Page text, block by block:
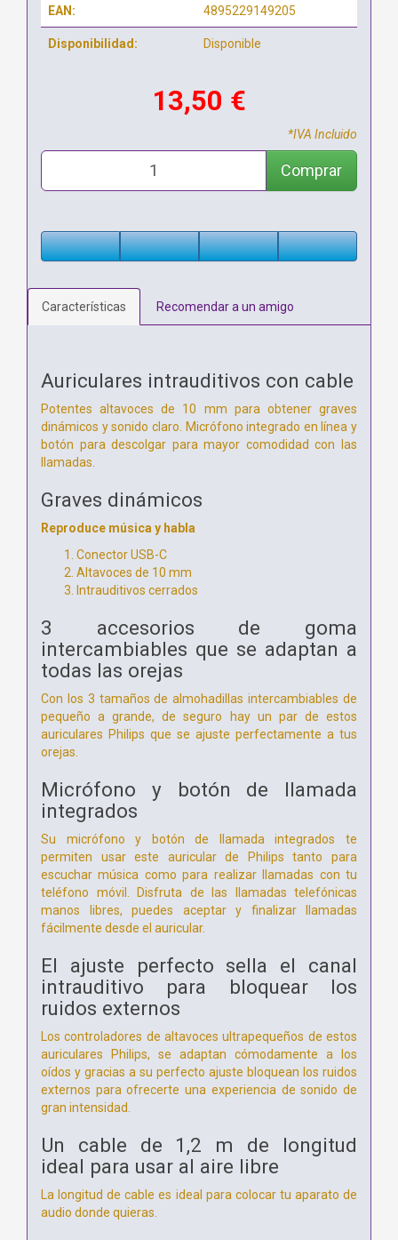
EAN: 4895229149205
Disponibilidad: Disponible
13,50 €
*IVA Incluido
Comprar
Características Recomendar a un amigo
Auriculares intrauditivos con cable
Potentes altavoces de 10 mm para obtener graves
dinámicos y sonido claro. Micrófono integrado en línea y
botón para descolgar para mayor comodidad con las
llamadas.
Graves dinámicos
Reproduce música y habla
Conector USB-C
Altavoces de 10 mm
Intrauditivos cerrados
3 accesorios de goma
intercambiables que se adaptan a
todas las orejas
Con los 3 tamaños de almohadillas intercambiables de
pequeño a grande, de seguro hay un par de estos
auriculares Philips que se ajuste perfectamente a tus
orejas.
Micrófono y botón de llamada
integrados
Su micrófono y botón de llamada integrados te
permiten usar este auricular de Philips tanto para
escuchar música como para realizar llamadas con tu
teléfono móvil. Disfruta de las llamadas telefónicas
manos libres, puedes aceptar y finalizar llamadas
fácilmente desde el auricular.
El ajuste perfecto sella el canal
intrauditivo para bloquear los
ruidos externos
Los controladores de altavoces ultrapequeños de estos
auriculares Philips, se adaptan cómodamente a los
oídos y gracias a su perfecto ajuste bloquean los ruidos
externos para ofrecerte una experiencia de sonido de
gran intensidad.
Un cable de 1,2 m de longitud
ideal para usar al aire libre
La longitud de cable es ideal para colocar tu aparato de
audio donde quieras.